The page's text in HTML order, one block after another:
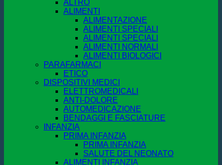
ALTRO
ALIMENTI
ALIMENTAZIONE
ALIMENTI SPECIALI
ALIMENTI SPECIALI
ALIMENTI NORMALI
ALIMENTI BIOLOGICI
PARAFARMACI
ETICO
DISPOSITIVI MEDICI
ELETTROMEDICALI
ANTI-DOLORE
AUTOMEDICAZIONE
BENDAGGI E FASCIATURE
INFANZIA
PRIMA INFANZIA
PRIMA INFANZIA
SALUTE DEL NEONATO
ALIMENTI INFANZIA